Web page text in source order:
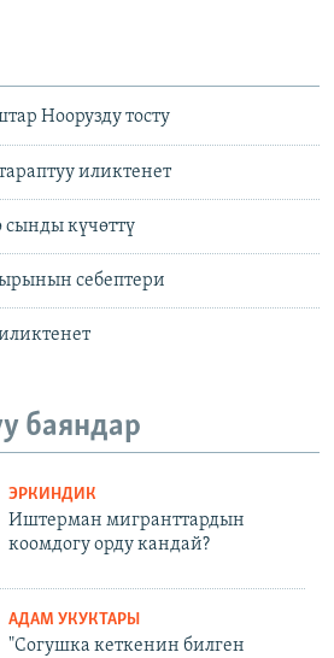
Ноорузду тосту
иликтенет
күчөттү
себептери
баяндар
ЭРКИНДИК
Иштерман мигранттардын
коомдогу орду кандай?
АДАМ УКУКТАРЫ
"Согушка кеткенин билген